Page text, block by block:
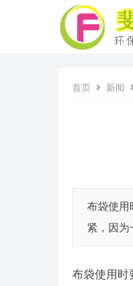
首页 新闻
布袋使用
紧，因为
布袋使用时